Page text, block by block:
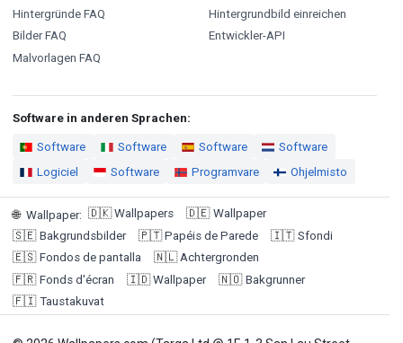
Hintergründe FAQ
Bilder FAQ
Malvorlagen FAQ
Hintergrundbild einreichen
Entwickler-API
Software in anderen Sprachen:
Software Software Software
Software
Logiciel
Software Programvare Ohjelmisto
🌐 Wallpaper: 🇩🇰 Wallpapers 🇩🇪 Wallpaper
🇸🇪 Bakgrundsbilder 🇵🇹 Papéis de Parede 🇮🇹 Sfondi
🇪🇸 Fondos de pantalla 🇳🇱 Achtergronden
🇫🇷 Fonds d'écran 🇮🇩 Wallpaper 🇳🇴 Bakgrunner
🇫🇮 Taustakuvat